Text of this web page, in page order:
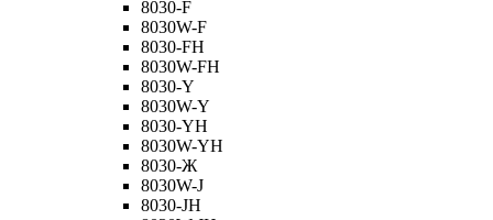
8030-F
8030W-F
8030-FH
8030W-FH
8030-Y
8030W-Y
8030-YH
8030W-YH
8030-Ж
8030W-J
8030-JH